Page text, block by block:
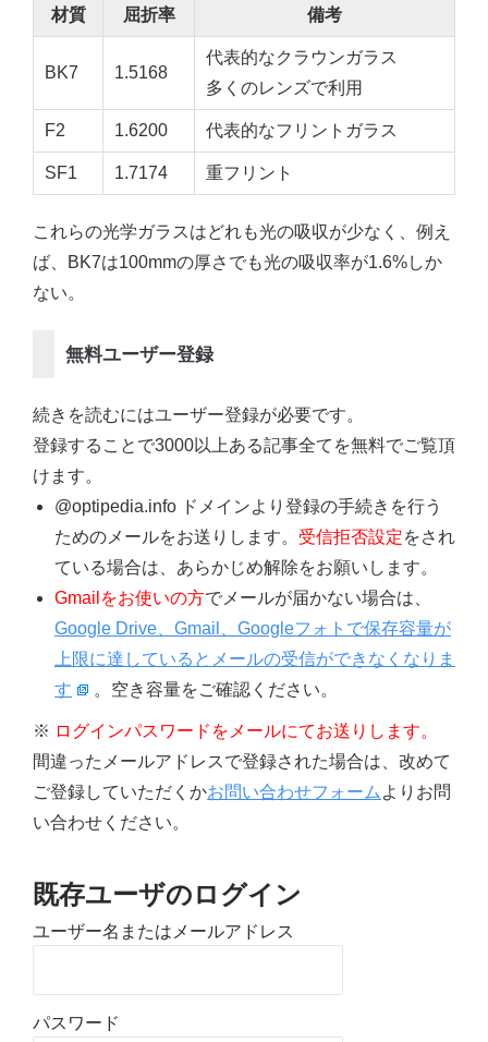
材質 屈折率 備考
BK7 1.5168
代表的なクラウンガラス
多くのレンズで利用
F2 1.6200 代表的なフリントガラス
SF1 1.7174 重フリント
これらの光学ガラスはどれも光の吸収が少なく、例え
ば、BK7は100mmの厚さでも光の吸収率が1.6%しか
ない。
無料ユーザー登録
続きを読むにはユーザー登録が必要です。
登録することで3000以上ある記事全てを無料でご覧頂
けます。
@optipedia.info ドメインより登録の手続きを行う
ためのメールをお送りします。 受信拒否設定をされ
ている場合は、あらかじめ解除をお願いします。
Gmailをお使いの方でメールが届かない場合は、
Google Drive、Gmail、Googleフォトで保存容量が
上限に達しているとメールの受信ができなくなりま
す
。空き容量をご確認ください。
※ ログインパスワードをメールにてお送りします。
間違ったメールアドレスで登録された場合は、改めて
ご登録していただくかお問い合わせフォーム よりお問
い合わせください。
既存ユーザのログイン
ユーザー名またはメールアドレス
パスワード